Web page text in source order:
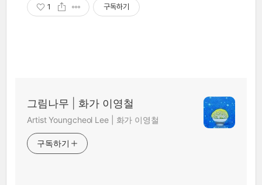
1 구독하기
그림나무 | 화가 이영철
Artist Youngcheol Lee | 화가 이영철
구독하기